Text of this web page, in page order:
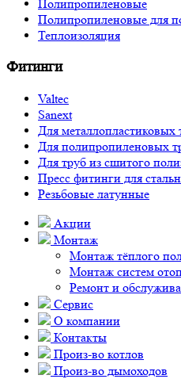
Полипропиленовые
Полипропиленовые для
Теплоизоляция
Фитинги
Valtec
Sanext
Для металлопластиковых
Для полипропиленовых
Для труб из сшитого
Пресс фитинги для
Резьбовые латунные
Акции
Монтаж
Монтаж тёплого
Монтаж систем
Ремонт и
Сервис
О компании
Контакты
Произ-во котлов
Произ-во дымоходов